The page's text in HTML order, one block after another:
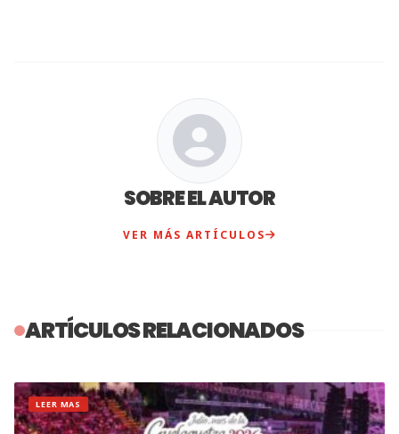
SOBRE EL AUTOR
VER MÁS ARTÍCULOS
ARTÍCULOS RELACIONADOS
LEER MAS